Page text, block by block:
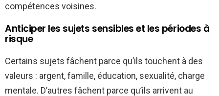
compétences voisines.
Anticiper les sujets sensibles et les périodes à
risque
Certains sujets fâchent parce qu’ils touchent à des
valeurs : argent, famille, éducation, sexualité, charge
mentale. D’autres fâchent parce qu’ils arrivent au